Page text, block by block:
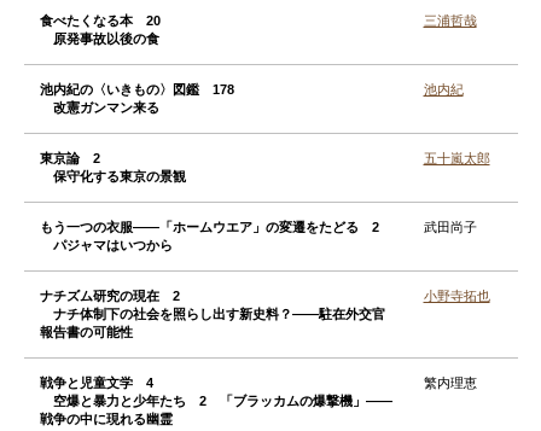
食べたくなる本 20
原発事故以後の食
三浦哲哉
池内紀の〈いきもの〉図鑑 178
改憲ガンマン来る
池内紀
東京論 2
保守化する東京の景観
五十嵐太郎
もう一つの衣服——「ホームウエア」の変遷をたどる 2
パジャマはいつから
武田尚子
ナチズム研究の現在 2
ナチ体制下の社会を照らし出す新史料？——駐在外交官
報告書の可能性
小野寺拓也
戦争と児童文学 4
空爆と暴力と少年たち 2 「ブラッカムの爆撃機」——
戦争の中に現れる幽霊
繁内理恵